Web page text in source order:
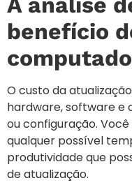
benefício
O custo da
hardware, software e
ou configuração.
qualquer possível
produtividade que
de atualização.